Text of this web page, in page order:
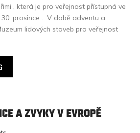
, která je pro veřejnost přístupná ve
prosince . V době adventu a
lidových staveb pro veřejnost
A ZVYKY V EVROPĚ